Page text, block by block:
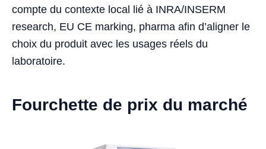
compte du contexte local lié à INRA/INSERM
research, EU CE marking, pharma afin d’aligner le
choix du produit avec les usages réels du
laboratoire.
Fourchette de prix du marché